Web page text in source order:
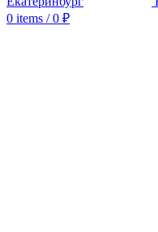
0 items / 0 ₽